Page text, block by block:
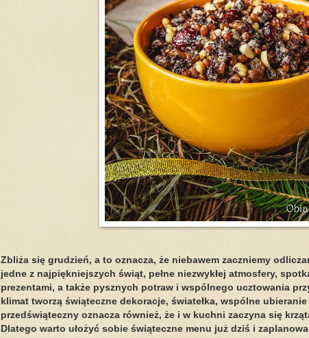
Zbliża się grudzień, a to oznacza, że niebawem zaczniemy
jedne z najpiękniejszych świąt, pełne niezwykłej atmosfery,
prezentami, a także pysznych potraw i wspólnego ucztowania
klimat tworzą świąteczne dekoracje, światełka, wspólne
przedświąteczny oznacza również, że i w kuchni zaczyna się
Dlatego warto ułożyć sobie świąteczne menu już dziś i